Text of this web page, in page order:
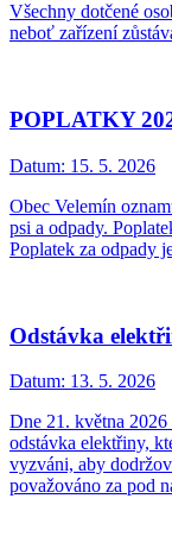
Všechny dotčené
neboť zařízení
POPLATKY
Datum: 15. 5. 2026
Obec Velemín
psi a odpady.
Poplatek za odpady
Odstávka
Datum: 13. 5. 2026
Dne 21. května
odstávka elektřiny,
vyzváni, aby
považováno za pod